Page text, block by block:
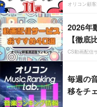
オリコン顧
2026年
【徹底
CS動画配信
毎週の
移をチ